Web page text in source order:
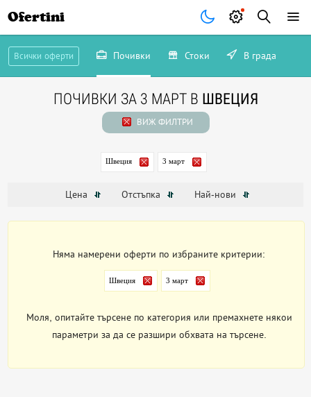
Ofertini
Всички оферти Почивки Стоки В града
ПОЧИВКИ ЗА 3 МАРТ В ШВЕЦИЯ
ВИЖ ФИЛТРИ
Швеция 3 март
Цена Отстъпка Най-нови
Няма намерени оферти по избраните критерии:
Швеция 3 март
Моля, опитайте търсене по категория или премахнете някои
параметри за да се разшири обхвата на търсене.